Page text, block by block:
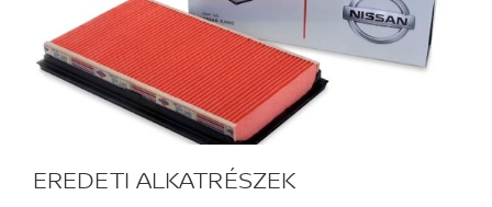
EREDETI ALKATRÉSZEK